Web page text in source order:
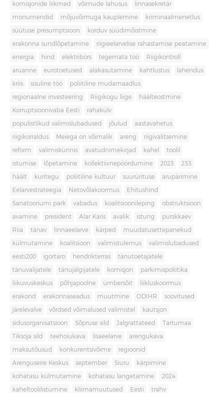
komisjonide liikmed võimude lahusus linnasekretär
monumendid mõjuvõimuga kauplemine kriminaalmenetlus
süütuse presumptsioon korduv süüdimõistmine
erakonna sundlõpetamine riigieelarvelise rahastamise peatamine
energia hind elektribörs tegemata töö Riigikontroll
aruanne eurotoetused alakasutamine kahtlustus lahendus
kriis sisuline töö poliitiline mudamaadlus
regionaalne investeering Riigikogu liige häälteostmine
Korruptsioonivaba Eesti rahakülv
populistlikud valimislubadused jõulud aastavahetus
riigikorraldus Meiega on võimalik areng riigivalitsemine
reform valimiskünnis avatudnimekirjad kahel toolil
istumise lõpetamine kollektiivnepöördumine 2023 233
häält kuritegu poliitiline kultuur suurürituse arupärimine
Eelarvestrateegia Netovõlakoormus Ehitushind
Sanatooriumi park vabadus koalitsioonileping obstruktsioon
avamine president Alar Karis avalik istung purskkaev
Riia tänav linnaeelarve kärped muudatusettepanekud
külmutamine koalitsioon valimistulemus valimislubadused
eesti200 igortaro hendrikterras tänutoetajatele
tänuvalijatele tänujälgijatele komisjon parkimispoliitika
liikuvuskeskus põhjapoolne ümbersõit liikluskoormus
erakond erakonnaseadus muutmine ODIHR soovitused
järelevalve võrdsed võimalused valimistel kautsjon
sidusorganisatsioon Sõpruse sild Jalgrattateed Tartumaa
Tiksoja sild teehoiukava lisaeelarve arengukava
maksutõusud konkurentsivõime regioonid
Arenguseire Keskus september Siuru kärpimine
kohatasu külmutamine kohatasu langetamine 2024
kaheltoolilistumine kliimamuutused Eesti trahv